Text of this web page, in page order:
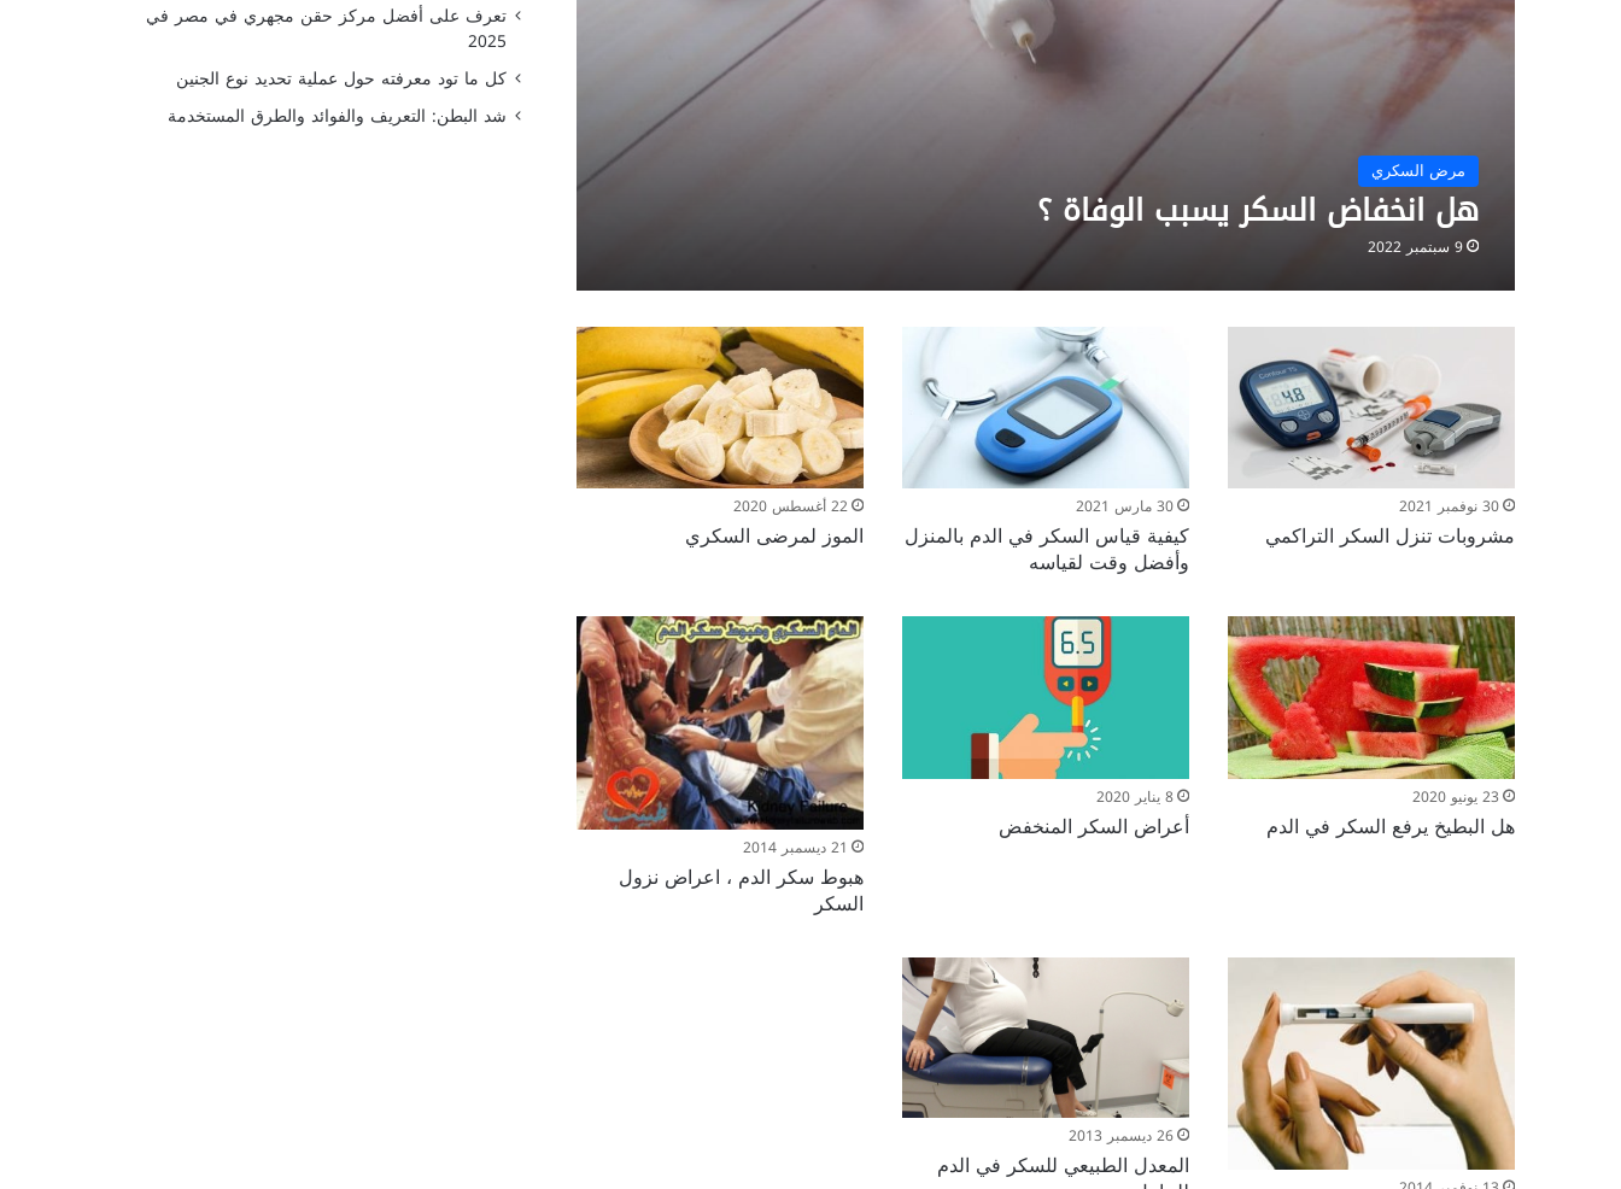
مرض السكري
هل انخفاض السكر يسبب الوفاة ؟
9 سبتمبر 2022
30 نوفمبر 2021
مشروبات تنزل السكر التراكمي
30 مارس 2021
كيفية قياس السكر في الدم بالمنزل
وأفضل وقت لقياسه
22 أغسطس 2020
الموز لمرضى السكري
23 يونيو 2020
هل البطيخ يرفع السكر في الدم
8 يناير 2020
أعراض السكر المنخفض
21 ديسمبر 2014
هبوط سكر الدم ، اعراض نزول
السكر
26 ديسمبر 2013
المعدل الطبيعي للسكر في الدم
تعرف على أفضل مركز حقن مجهري في مصر في
2025
كل ما تود معرفته حول عملية تحديد نوع الجنين
شد البطن: التعريف والفوائد والطرق المستخدمة